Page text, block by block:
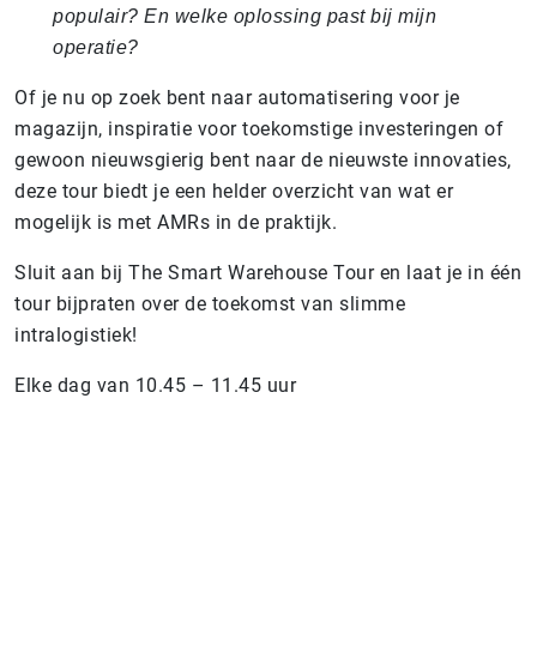
populair? En welke oplossing past bij mijn
operatie?
Of je nu op zoek bent naar automatisering voor je
magazijn, inspiratie voor toekomstige investeringen of
gewoon nieuwsgierig bent naar de nieuwste innovaties,
deze tour biedt je een helder overzicht van wat er
mogelijk is met AMRs in de praktijk.
Sluit aan bij The Smart Warehouse Tour en laat je in één
tour bijpraten over de toekomst van slimme
intralogistiek!
Elke dag van 10.45 – 11.45 uur